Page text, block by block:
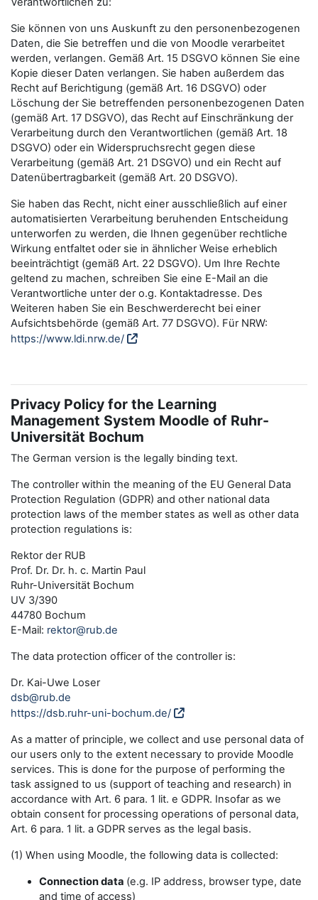
Sie können von uns Auskunft zu den personenbezogenen
Daten, die Sie betreffen und die von Moodle verarbeitet
werden, verlangen. Gemäß Art. 15 DSGVO können Sie eine
Kopie dieser Daten verlangen. Sie haben außerdem das
Recht auf Berichtigung (gemäß Art. 16 DSGVO) oder
Löschung der Sie betreffenden personenbezogenen Daten
(gemäß Art. 17 DSGVO), das Recht auf Einschränkung der
Verarbeitung durch den Verantwortlichen (gemäß Art. 18
DSGVO) oder ein Widerspruchsrecht gegen diese
Verarbeitung (gemäß Art. 21 DSGVO) und ein Recht auf
Datenübertragbarkeit (gemäß Art. 20 DSGVO).
Sie haben das Recht, nicht einer ausschließlich auf einer
automatisierten Verarbeitung beruhenden Entscheidung
unterworfen zu werden, die Ihnen gegenüber rechtliche
Wirkung entfaltet oder sie in ähnlicher Weise erheblich
beeinträchtigt (gemäß Art. 22 DSGVO). Um Ihre Rechte
geltend zu machen, schreiben Sie eine E-Mail an die
Verantwortliche unter der o.g. Kontaktadresse. Des
Weiteren haben Sie ein Beschwerderecht bei einer
Aufsichtsbehörde (gemäß Art. 77 DSGVO). Für NRW:
https://www.ldi.nrw.de/
Privacy Policy for the Learning
Management System Moodle of Ruhr-
Universität Bochum
The German version is the legally binding text.
The controller within the meaning of the EU General Data
Protection Regulation (GDPR) and other national data
protection laws of the member states as well as other data
protection regulations is:
Rektor der RUB
Prof. Dr. Dr. h. c. Martin Paul
Ruhr-Universität Bochum
UV 3/390
44780 Bochum
E-Mail: rektor@rub.de
The data protection officer of the controller is:
Dr. Kai-Uwe Loser
dsb@rub.de
https://dsb.ruhr-uni-bochum.de/
As a matter of principle, we collect and use personal data of
our users only to the extent necessary to provide Moodle
services. This is done for the purpose of performing the
task assigned to us (support of teaching and research) in
accordance with Art. 6 para. 1 lit. e GDPR. Insofar as we
obtain consent for processing operations of personal data,
Art. 6 para. 1 lit. a GDPR serves as the legal basis.
(1) When using Moodle, the following data is collected:
Connection data (e.g. IP address, browser type, date
and time of access)